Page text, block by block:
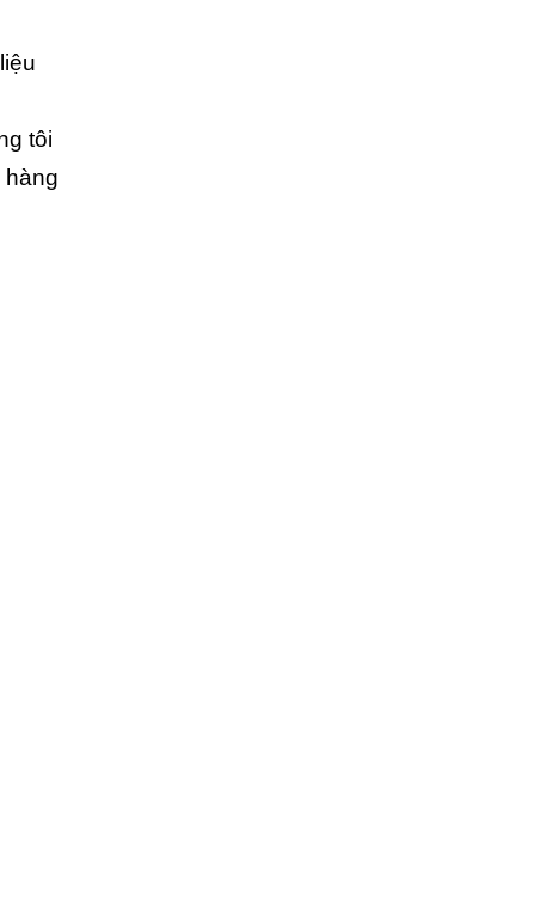
tôi
hàng